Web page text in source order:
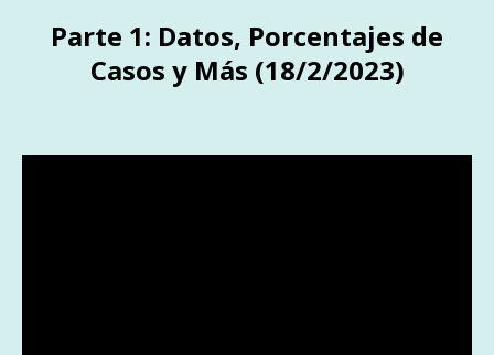
Parte 1: Datos, Porcentajes de
Casos y Más (18/2/2023)